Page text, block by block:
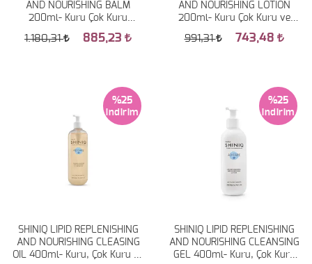
AND NOURISHING BALM
200ml- Kuru Çok Kuru
Atopiye Eğilimli Ciltler İçin
Nemlendirici Balsam
1.180,31 885,23
AND NOURISHING LOTION
200ml- Kuru Çok Kuru ve
Atopiye Eğilimli Ciltler İçin
Nemlendirici Losyon
991,31 743,48
SHINIQ LIPID REPLENISHING
AND NOURISHING CLEASING
OIL 400ml- Kuru, Çok Kuru ve
%25
SHINIQ LIPID REPLENISHING
AND NOURISHING CLEANSING
GEL 400ml- Kuru, Çok Kuru
%25